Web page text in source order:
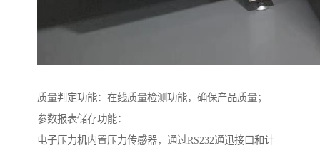
质量判定功能：在线质量检测功能，确保产品质量；
参数报表储存功能：
电子压力机内置压力传感器，通过RS232通迅接口和计